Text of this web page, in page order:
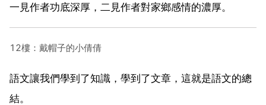
一見作者功底深厚，二見作者對家鄉感情的濃厚。
12樓：戴帽子的小倩倩
語文讓我們學到了知識，學到了文章，這就是語文的總
結。